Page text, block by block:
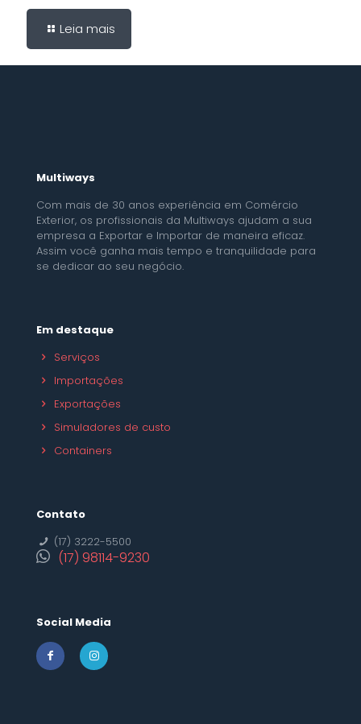
Leia mais
Multiways
Com mais de 30 anos experiência em Comércio
Exterior, os profissionais da Multiways ajudam a sua
empresa a Exportar e Importar de maneira eficaz.
Assim você ganha mais tempo e tranquilidade para
se dedicar ao seu negócio.
Em destaque
Serviços
Importações
Exportações
Simuladores de custo
Containers
Contato
(17) 3222-5500
(17) 98114-9230
Social Media